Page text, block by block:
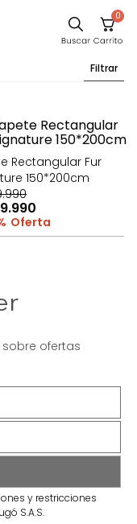
0
Filtrar
Rectangular Fur
150*200cm
.990
.990
ofertas
y restricciones
S.A.S.